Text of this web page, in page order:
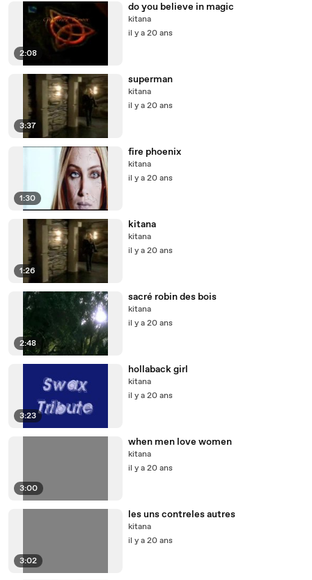
2:08
do you believe in magic
kitana
il y a 20 ans
3:37
superman
kitana
il y a 20 ans
1:30
fire phoenix
kitana
il y a 20 ans
1:26
kitana
kitana
il y a 20 ans
2:48
sacré robin des bois
kitana
il y a 20 ans
3:23
hollaback girl
kitana
il y a 20 ans
3:00
when men love women
kitana
il y a 20 ans
3:02
les uns contreles autres
kitana
il y a 20 ans